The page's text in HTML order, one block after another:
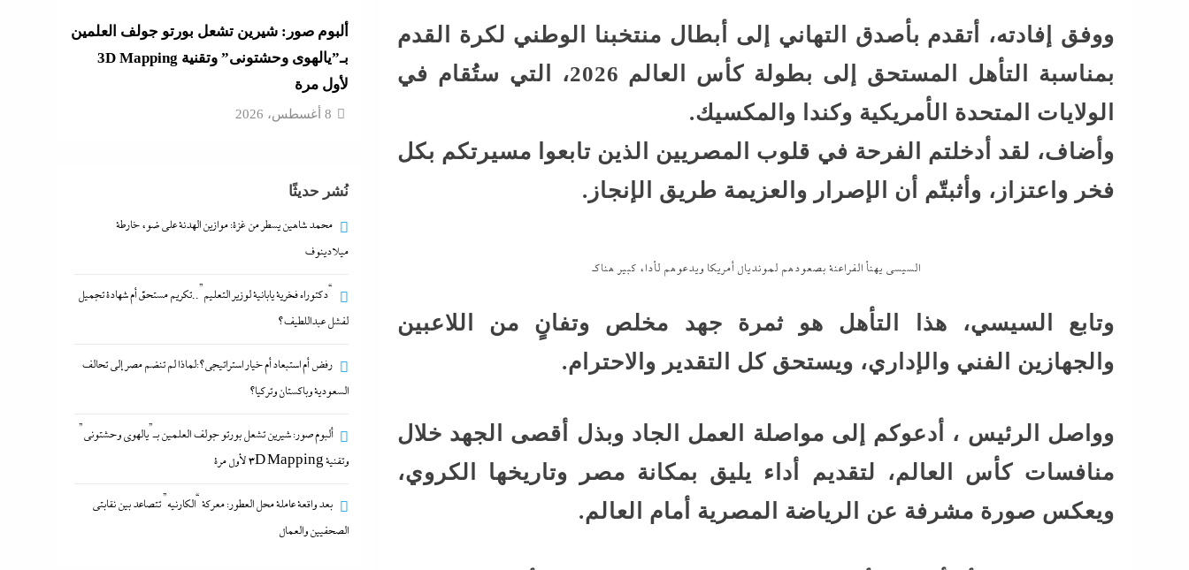
ووفق إفادته، أتقدم بأصدق التهاني إلى أبطال منتخبنا الوطني لكرة القدم
بمناسبة التأهل المستحق إلى بطولة كأس العالم 2026، التي ستُقام في
الولايات المتحدة الأمريكية وكندا والمكسيك.
وأضاف، لقد أدخلتم الفرحة في قلوب المصريين الذين تابعوا مسيرتكم بكل
فخر واعتزاز، وأثبتّم أن الإصرار والعزيمة طريق الإنجاز.
السيسي يهنأ الفراعنة بصعودهم لمونديال أمريكا ويدعوهم لأداء كبير هناك
وتابع السيسي، هذا التأهل هو ثمرة جهد مخلص وتفانٍ من اللاعبين
والجهازين الفني والإداري، ويستحق كل التقدير والاحترام.
وواصل الرئيس ، أدعوكم إلى مواصلة العمل الجاد وبذل أقصى الجهد خلال
منافسات كأس العالم، لتقديم أداء يليق بمكانة مصر وتاريخها الكروي،
ويعكس صورة مشرفة عن الرياضة المصرية أمام العالم.
ألبوم صور: شيرين تشعل بورتو جولف العلمين
بـ”يالهوى وحشتونى” وتقنية 3D Mapping
لأول مرة
8 أغسطس، 2026
نُشر حديثًا
محمد شاهين يسطر من غزة: موازين الهدنة على ضوء خارطة
ميلادينوف
“دكتوراه فخرية يابانية لوزير التعليم”..تكريم مستحق أم شهادة تجميل
لفشل عبداللطيف؟
رفض أم استبعاد أم خيار استراتيجي؟:لماذا لم تنضم مصر إلى تحالف
السعودية وباكستان وتركيا؟
ألبوم صور: شيرين تشعل بورتو جولف العلمين بـ”يالهوى وحشتونى”
وتقنية 3D Mapping لأول مرة
بعد واقعة عاملة محل العطور: معركة “الكارنيه” تتصاعد بين نقابتى
الصحفيين والعمال